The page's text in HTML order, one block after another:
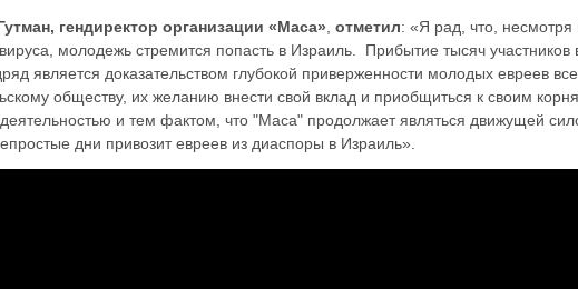
гендиректор организации «Маса» отметил: «Я рад, что,
молодежь стремится попасть в Израиль. Прибытие тысяч участников
является доказательством глубокой приверженности молодых евреев
обществу, их желанию внести свой вклад и приобщиться к своим
и тем фактом, что "Маса" продолжает являться движущей
дни привозит евреев из диаспоры в Израиль».